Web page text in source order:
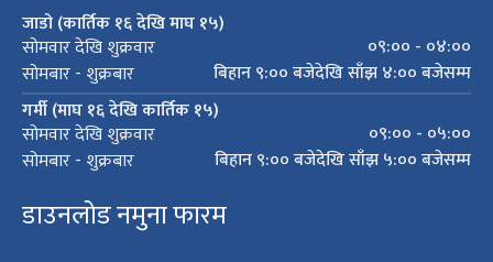
जाडो (कार्तिक १६ देखि माघ १५)
सोमवार देखि शुक्रवार
०९:०० - ०४:००
सोमबार - शुक्रबार
बिहान ९:०० बजेदेखि साँझ ४:०० बजेसम्म
गर्मी (माघ १६ देखि कार्तिक १५)
सोमवार देखि शुक्रवार
०९:०० - ०५:००
सोमबार - शुक्रबार
बिहान ९:०० बजेदेखि साँझ ५:०० बजेसम्म
डाउनलोड नमुना फारम